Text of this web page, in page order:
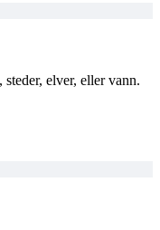
elver, eller vann.